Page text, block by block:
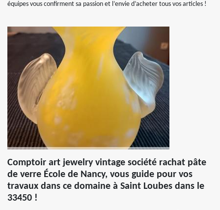
équipes vous confirment sa passion et l’envie d’acheter tous vos articles !
Comptoir art jewelry vintage société rachat pâte
de verre École de Nancy, vous guide pour vos
travaux dans ce domaine à Saint Loubes dans le
33450 !